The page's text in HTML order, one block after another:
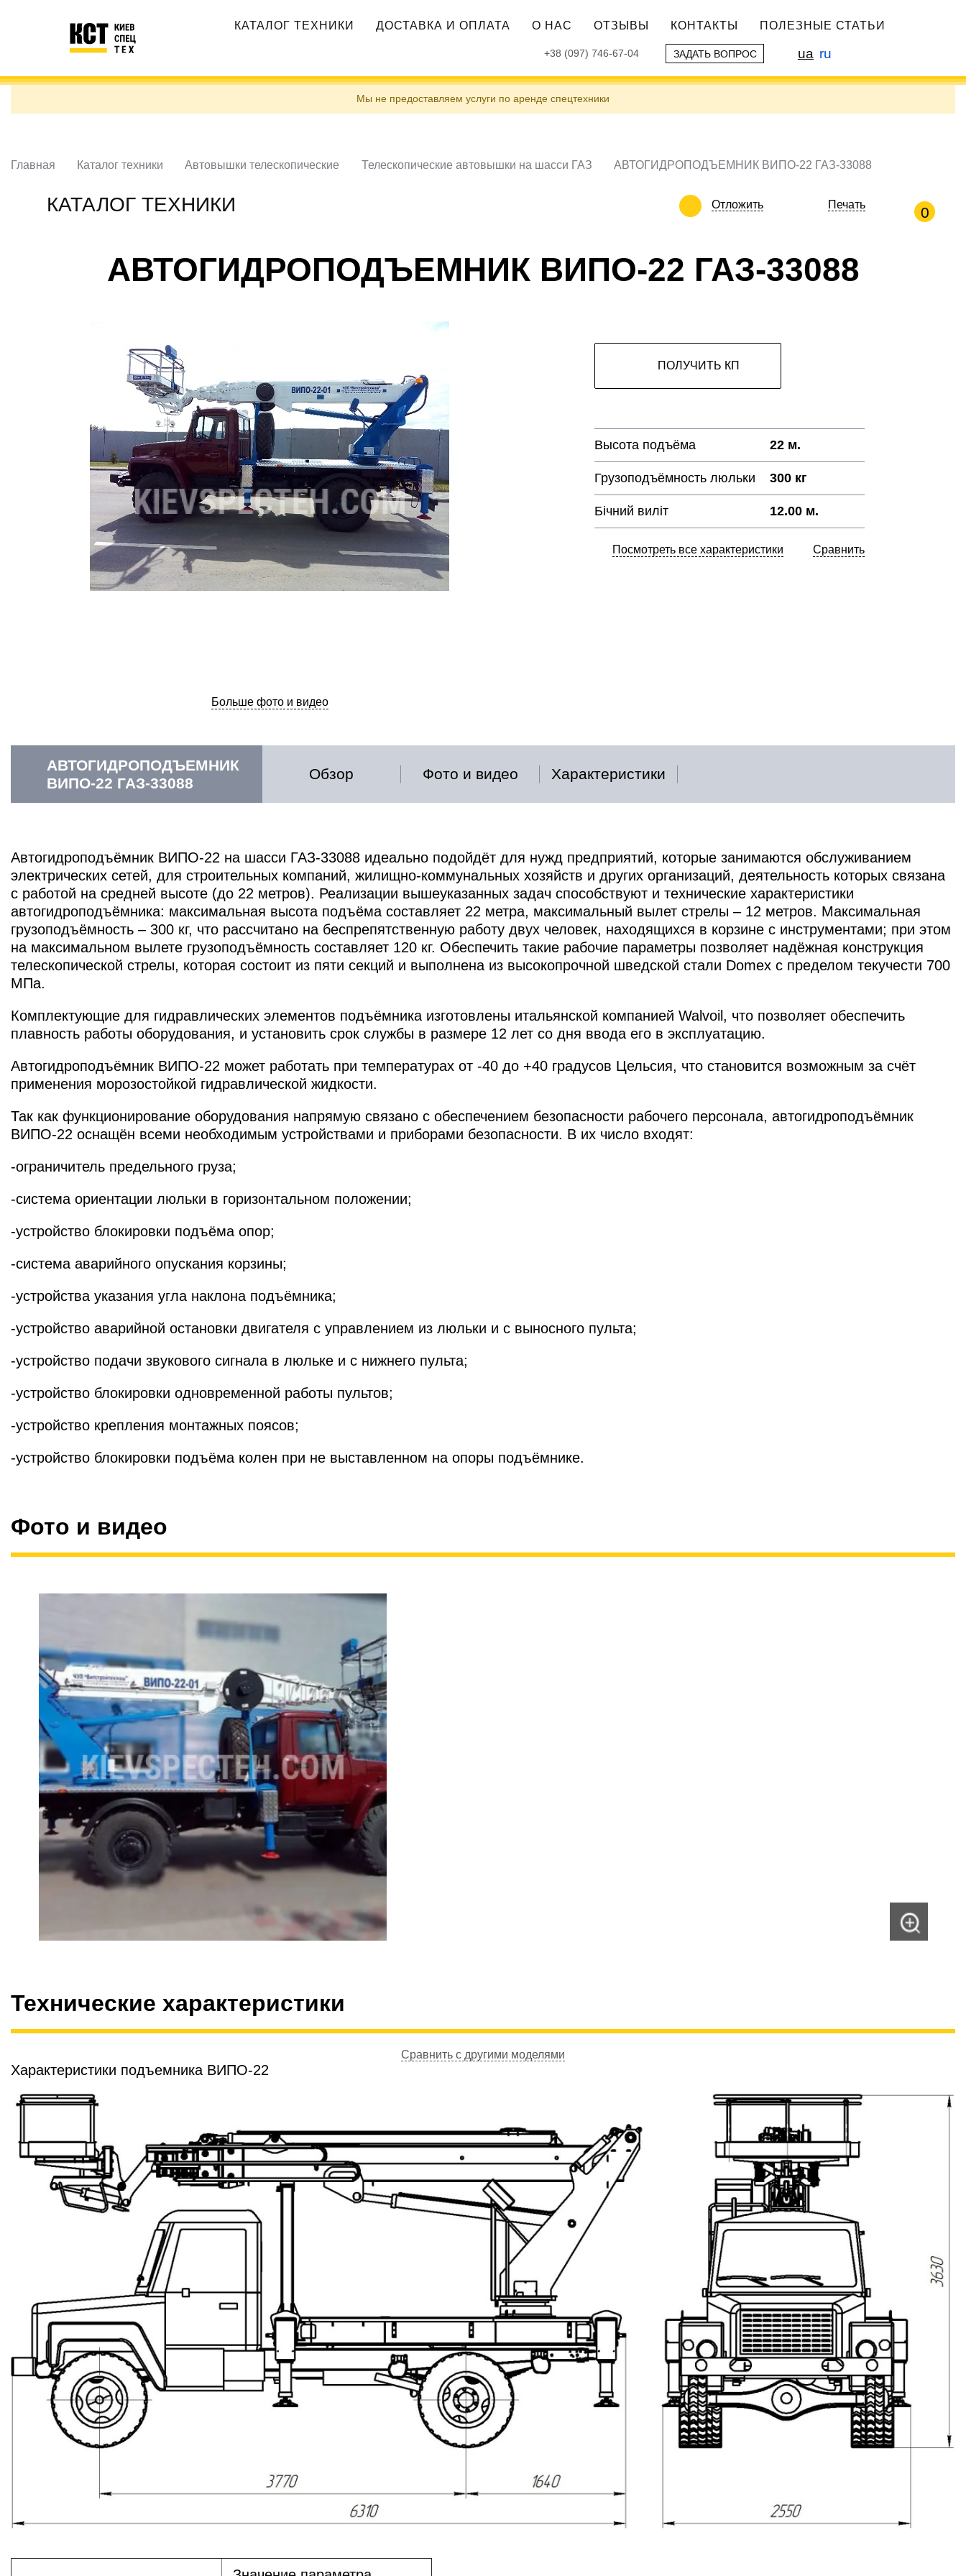
навигация
КАТАЛОГ ТЕХНИКИ ДОСТАВКА И ОПЛАТА О НАС ОТЗЫВЫ КОНТАКТЫ ПОЛЕЗНЫЕ СТАТЬИ
+38 (097) 746-67-04 ЗАДАТЬ ВОПРОС ua ru
Мы не предоставляем услуги по аренде спецтехники
Главная Каталог техники Автовышки телескопические Телескопические автовышки на шасси ГАЗ АВТОГИДРОПОДЪЕМНИК ВИПО-22 ГАЗ-33088
КАТАЛОГ ТЕХНИКИ Отложить Печать 0
АВТОГИДРОПОДЪЕМНИК ВИПО-22 ГАЗ-33088
Больше фото и видео
ПОЛУЧИТЬ КП
Высота подъёма 22 м.
Грузоподъёмность люльки 300 кг
Бічний виліт 12.00 м.
Посмотреть все характеристики Сравнить
АВТОГИДРОПОДЪЕМНИК
ВИПО-22 ГАЗ-33088
Обзор Фото и видео Характеристики
Автогидроподъёмник ВИПО-22 на шасси ГАЗ-33088 идеально подойдёт для нужд предприятий, которые занимаются обслуживанием
электрических сетей, для строительных компаний, жилищно-коммунальных хозяйств и других организаций, деятельность которых связана
с работой на средней высоте (до 22 метров). Реализации вышеуказанных задач способствуют и технические характеристики
автогидроподъёмника: максимальная высота подъёма составляет 22 метра, максимальный вылет стрелы – 12 метров. Максимальная
грузоподъёмность – 300 кг, что рассчитано на беспрепятственную работу двух человек, находящихся в корзине с инструментами; при этом
на максимальном вылете грузоподъёмность составляет 120 кг. Обеспечить такие рабочие параметры позволяет надёжная конструкция
телескопической стрелы, которая состоит из пяти секций и выполнена из высокопрочной шведской стали Domex с пределом текучести 700
МПа.
Комплектующие для гидравлических элементов подъёмника изготовлены итальянской компанией Walvoil, что позволяет обеспечить
плавность работы оборудования, и установить срок службы в размере 12 лет со дня ввода его в эксплуатацию.
Автогидроподъёмник ВИПО-22 может работать при температурах от -40 до +40 градусов Цельсия, что становится возможным за счёт
применения морозостойкой гидравлической жидкости.
Так как функционирование оборудования напрямую связано с обеспечением безопасности рабочего персонала, автогидроподъёмник
ВИПО-22 оснащён всеми необходимым устройствами и приборами безопасности. В их число входят:
-ограничитель предельного груза;
-система ориентации люльки в горизонтальном положении;
-устройство блокировки подъёма опор;
-система аварийного опускания корзины;
-устройства указания угла наклона подъёмника;
-устройство аварийной остановки двигателя с управлением из люльки и с выносного пульта;
-устройство подачи звукового сигнала в люльке и с нижнего пульта;
-устройство блокировки одновременной работы пультов;
-устройство крепления монтажных поясов;
-устройство блокировки подъёма колен при не выставленном на опоры подъёмнике.
Фото и видео
Технические характеристики
Сравнить с другими моделями
Характеристики подъемника ВИПО-22